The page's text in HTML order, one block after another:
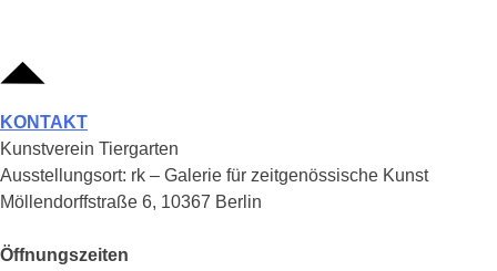
KONTAKT
Kunstverein Tiergarten
Ausstellungsort: rk – Galerie für zeitgenössische Kunst
Möllendorffstraße 6, 10367 Berlin
Öffnungszeiten